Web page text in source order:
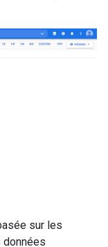
sur les
données